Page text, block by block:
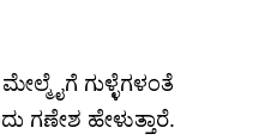
ಗುಳ್ಳೆಗಳಂತೆ
ಗಣೇಶ ಹೇಳುತ್ತಾರೆ.